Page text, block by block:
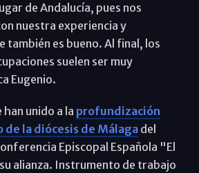
de Andalucía, pues nos
nuestra experiencia y
también es bueno. Al final, los
suelen ser muy
Eugenio.
han unido a la profundización
de la diócesis de Málagadel
Episcopal Española "El
alianza. Instrumento de trabajo